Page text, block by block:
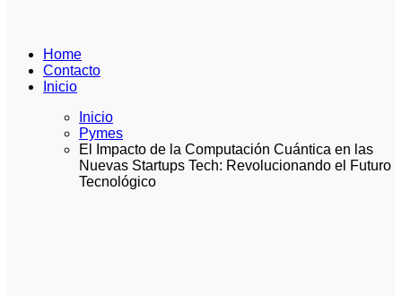
Home
Contacto
Inicio
Inicio
Pymes
El Impacto de la Computación Cuántica en las
Nuevas Startups Tech: Revolucionando el Futuro
Tecnológico